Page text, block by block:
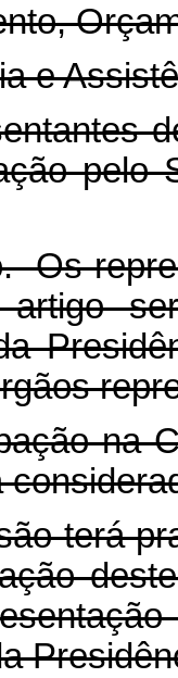
e
pelo
Os
na
terá